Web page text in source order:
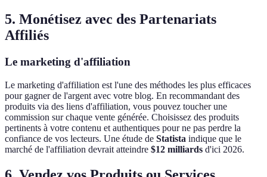
5. Monétisez avec des Partenariats
Affiliés
Le marketing d'affiliation
Le marketing d'affiliation est l'une des méthodes les plus efficaces
pour gagner de l'argent avec votre blog. En recommandant des
produits via des liens d'affiliation, vous pouvez toucher une
commission sur chaque vente générée. Choisissez des produits
pertinents à votre contenu et authentiques pour ne pas perdre la
confiance de vos lecteurs. Une étude de Statista indique que le
marché de l'affiliation devrait atteindre $12 milliards d'ici 2026.